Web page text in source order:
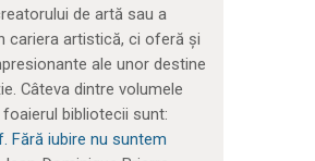
de artă sau a
cariera artistică, ci oferă și
ale unor destine
Câteva dintre volumele
bibliotecii sunt:
Fără iubire nu suntem